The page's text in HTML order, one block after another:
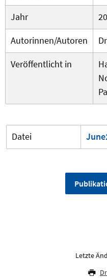
Jahr
Autorinnen/Autoren
Veröffentlicht in
Datei
Letzte